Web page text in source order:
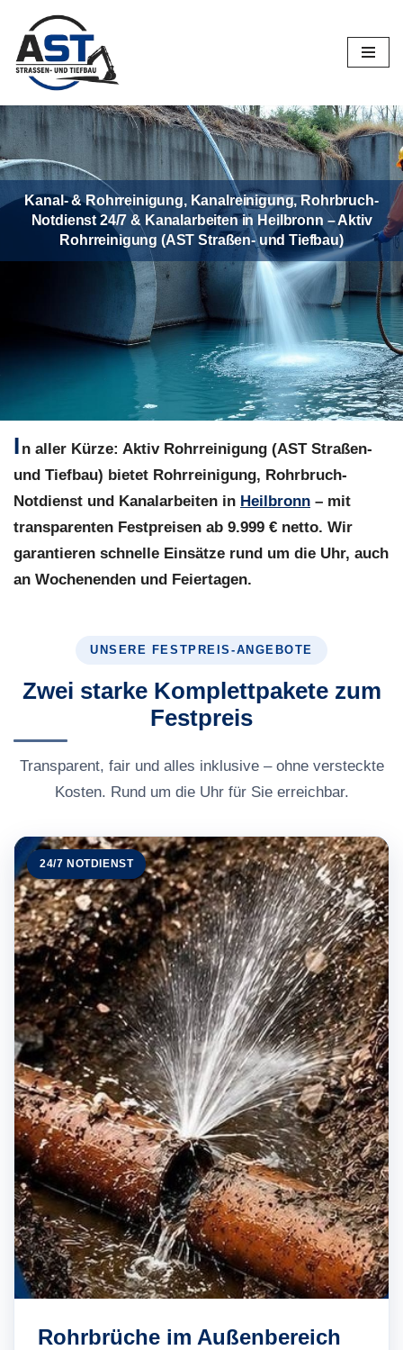
Zum
Inhalt
springen
Kanal- & Rohrreinigung, Kanalreinigung, Rohrbruch-
Notdienst 24/7 & Kanalarbeiten in Heilbronn – Aktiv
Rohrreinigung (AST Straßen- und Tiefbau)
I n aller Kürze: Aktiv Rohrreinigung (AST Straßen-
und Tiefbau) bietet Rohrreinigung, Rohrbruch-
Notdienst und Kanalarbeiten in Heilbronn – mit
transparenten Festpreisen ab 9.999 € netto. Wir
garantieren schnelle Einsätze rund um die Uhr, auch
an Wochenenden und Feiertagen.
UNSERE FESTPREIS-ANGEBOTE
Zwei starke Komplettpakete zum
Festpreis
Transparent, fair und alles inklusive – ohne versteckte
Kosten. Rund um die Uhr für Sie erreichbar.
24/7 NOTDIENST
Rohrbrüche im Außenbereich